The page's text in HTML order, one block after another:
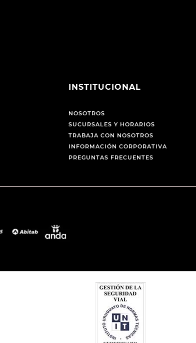
INSTITUCIONAL
NOSOTROS
SUCURSALES Y HORARIOS
TRABAJA CON NOSOTROS
INFORMACIÓN CORPORATIVA
PREGUNTAS FRECUENTES